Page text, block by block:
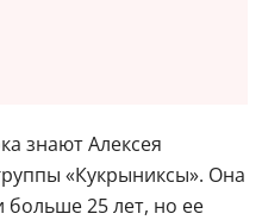
знают Алексея
«Кукрыниксы». Она
больше 25 лет, но ее